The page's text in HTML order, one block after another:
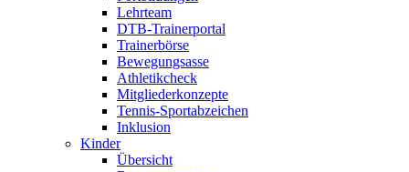
Lehrteam
DTB-Trainerportal
Trainerbörse
Bewegungsasse
Athletikcheck
Mitgliederkonzepte
Tennis-Sportabzeichen
Inklusion
Kinder
Übersicht